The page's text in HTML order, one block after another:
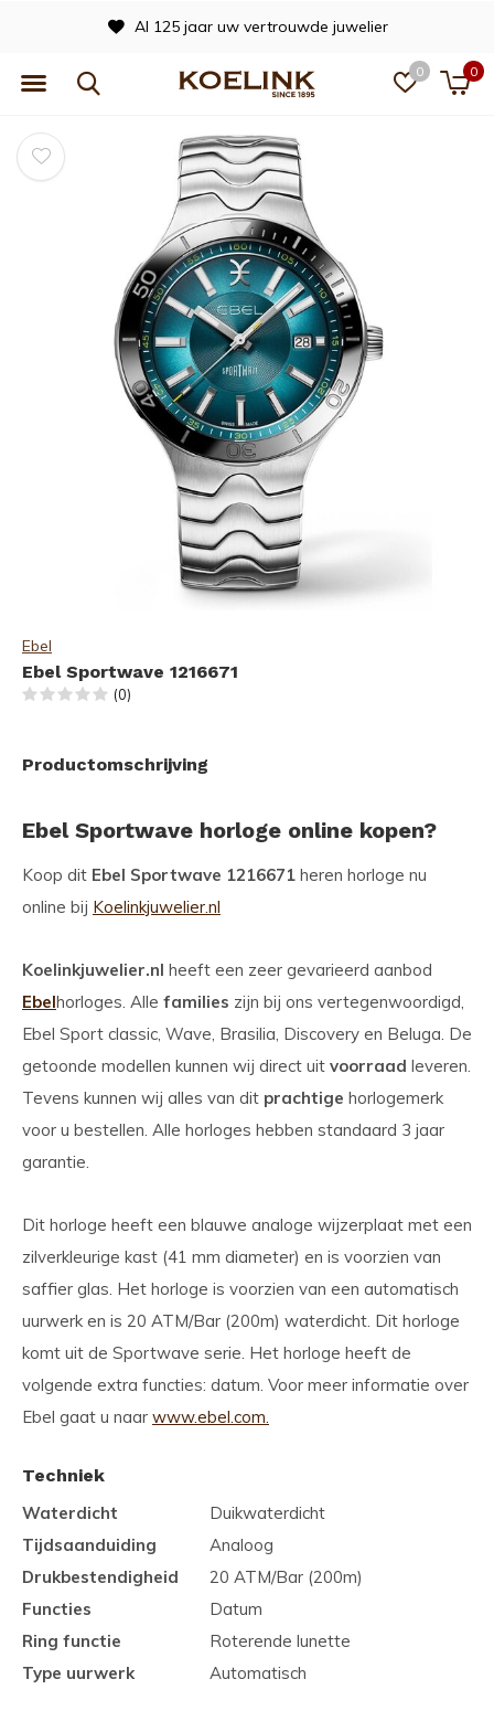
0 0
Al 125 jaar uw vertrouwde juwelier
Ebel
Ebel Sportwave 1216671
(0)
Productomschrijving
Ebel Sportwave horloge online kopen?
Koop dit Ebel Sportwave 1216671 heren horloge nu
online bij Koelinkjuwelier.nl
Koelinkjuwelier.nl heeft een zeer gevarieerd aanbod
Ebelhorloges. Alle families zijn bij ons vertegenwoordigd,
Ebel Sport classic, Wave, Brasilia, Discovery en Beluga. De
getoonde modellen kunnen wij direct uit voorraad leveren.
Tevens kunnen wij alles van dit prachtige horlogemerk
voor u bestellen. Alle horloges hebben standaard 3 jaar
garantie.
Dit horloge heeft een blauwe analoge wijzerplaat met een
zilverkleurige kast (41 mm diameter) en is voorzien van
saffier glas. Het horloge is voorzien van een automatisch
uurwerk en is 20 ATM/Bar (200m) waterdicht. Dit horloge
komt uit de Sportwave serie. Het horloge heeft de
volgende extra functies: datum. Voor meer informatie over
Ebel gaat u naar www.ebel.com.
Techniek
Waterdicht
Duikwaterdicht
Tijdsaanduiding
Analoog
Drukbestendigheid
20 ATM/Bar (200m)
Functies
Datum
Ring functie
Roterende lunette
Type uurwerk
Automatisch